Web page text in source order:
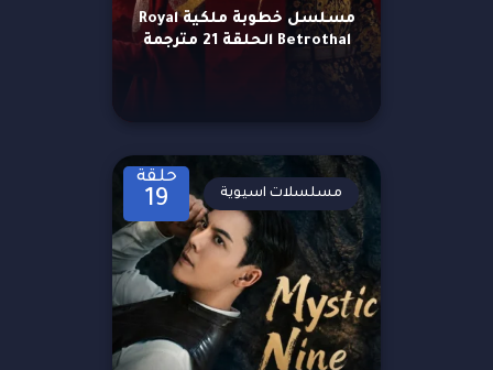
مسلسل خطوبة ملكية Royal
Betrothal الحلقة 21 مترجمة
حلقة
19 مسلسلات اسيوية